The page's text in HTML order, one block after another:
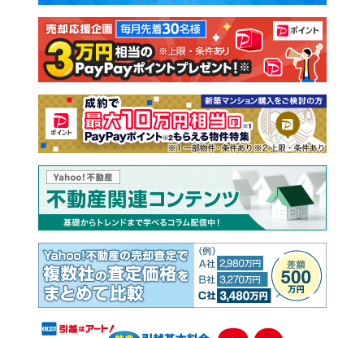
注文住宅 土地
売却査定